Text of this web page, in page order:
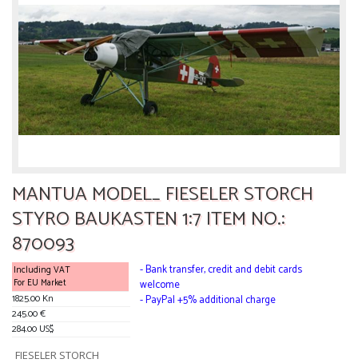
MANTUA MODEL_ FIESELER STORCH
STYRO BAUKASTEN 1:7 ITEM NO.:
870093
Including VAT
For EU Market
1825.00 Kn
245.00 €
284.00 US$
- Bank transfer, credit and debit cards
welcome
- PayPal +5% additional charge
FIESELER STORCH